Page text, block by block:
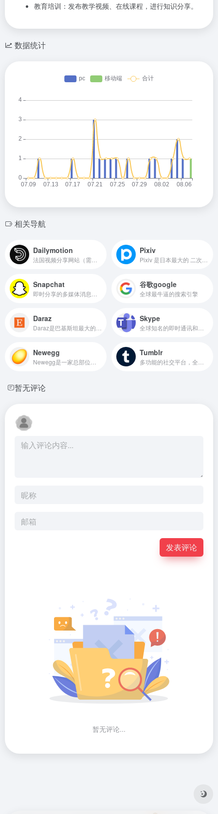
教育培训：发布教学视频、在线课程，进行知识分享。
数据统计
相关导航
Dailymotion Pixiv
Snapchat 谷歌google
全球最牛逼的搜索引擎
Daraz Skype
Newegg Tumblr
暂无评论
发表评论
暂无评论...